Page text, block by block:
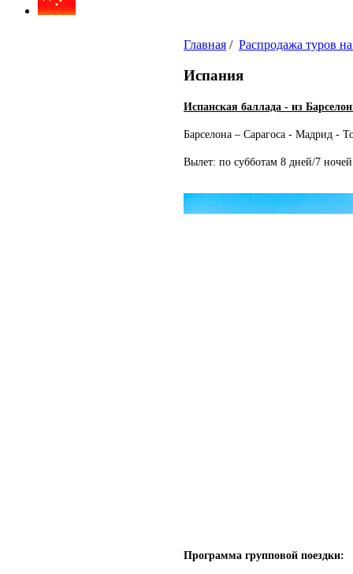
Главная / Распродажа туров
Испания
Испанская баллада - из
Барселона – Сарагоса - Мадрид -
Вылет: по субботам 8 дней/7 ночей
Программа групповой поездки: